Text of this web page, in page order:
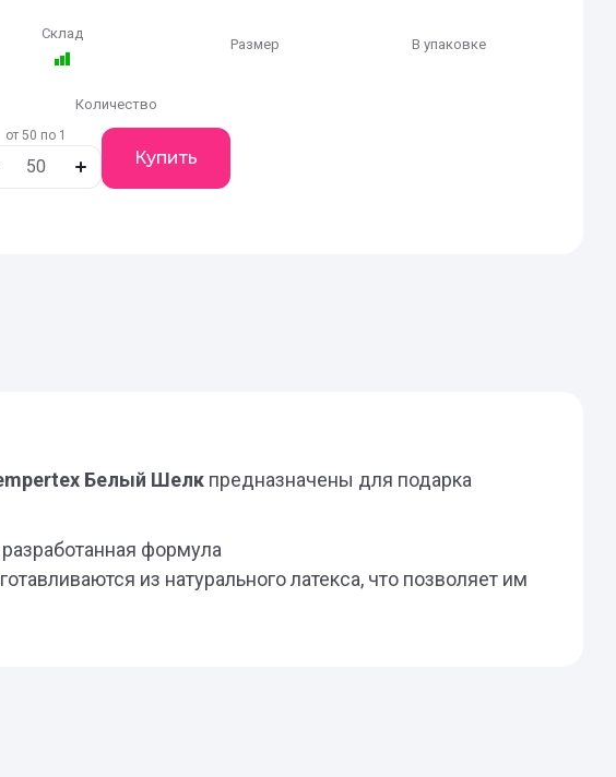
Склад
Размер В упаковке
Количество
от 50 по 1
Купить
Белый Шелк предназначены для подарка
формула
из натурального латекса, что позволяет им